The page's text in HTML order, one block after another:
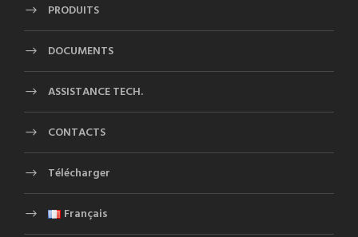
PRODUITS
DOCUMENTS
ASSISTANCE TECH.
CONTACTS
Télécharger
Français